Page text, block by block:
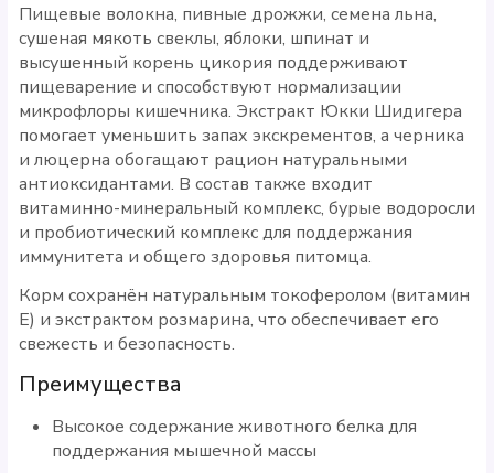
Пищевые волокна, пивные дрожжи, семена льна,
сушеная мякоть свеклы, яблоки, шпинат и
высушенный корень цикория поддерживают
пищеварение и способствуют нормализации
микрофлоры кишечника. Экстракт Юкки Шидигера
помогает уменьшить запах экскрементов, а черника
и люцерна обогащают рацион натуральными
антиоксидантами. В состав также входит
витаминно-минеральный комплекс, бурые водоросли
и пробиотический комплекс для поддержания
иммунитета и общего здоровья питомца.
Корм сохранён натуральным токоферолом (витамин
Е) и экстрактом розмарина, что обеспечивает его
свежесть и безопасность.
Преимущества
Высокое содержание животного белка для
поддержания мышечной массы